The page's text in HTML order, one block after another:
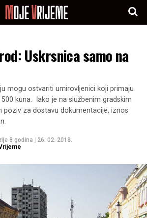
Uskrsnica samo na
mogu ostvariti umirovljenici koji primaju
kuna. Iako je na službenim gradskim
poziv za dostavu dokumentacije, iznos
8 godina
26. 02. 2018.